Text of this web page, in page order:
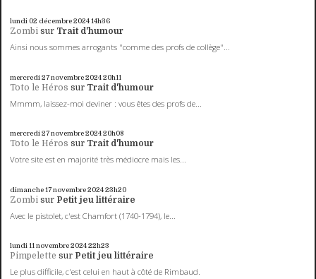
lundi 02 décembre 202414h36
Zombi sur Trait d'humour
Ainsi nous sommes arrogants "comme des profs de collège"...
mercredi 27novembre 202420h11
Toto le Héros sur Trait d'humour
Mmmm, laissez-moi deviner : vous êtes des profs de...
mercredi 27novembre 202420h08
Toto le Héros sur Trait d'humour
Votre site est en majorité très médiocre mais les...
dimanche 17novembre 202423h20
Zombi sur Petit jeu littéraire
Avec le pistolet, c'est Chamfort (1740-1794), le...
lundi 11novembre 202422h23
Pimpelette sur Petit jeu littéraire
Le plus difficile, c'est celui en haut à côté de Rimbaud.